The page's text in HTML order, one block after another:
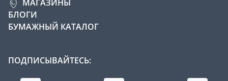
МАГАЗИНЫ
БЛОГИ
БУМАЖНЫЙ КАТАЛОГ
ПОДПИСЫВАЙТЕСЬ: